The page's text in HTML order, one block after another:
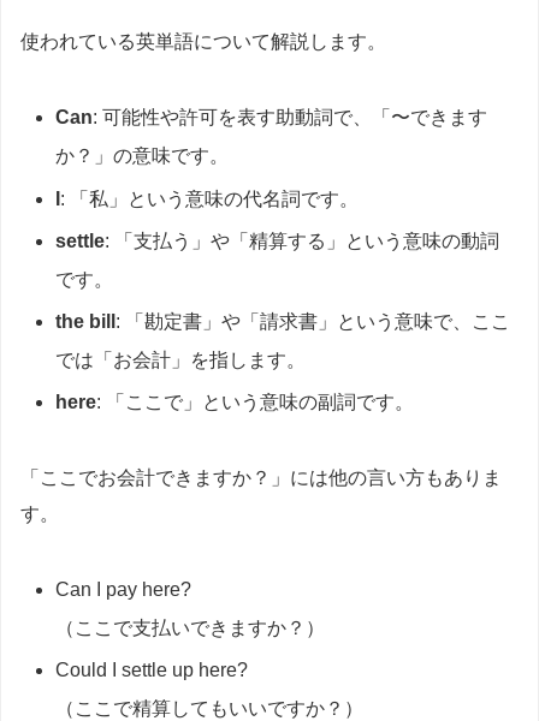
使われている英単語について解説します。
Can: 可能性や許可を表す助動詞で、「〜できます
か？」の意味です。
: 「私」という意味の代名詞です。
settle: 「支払う」や「精算する」という意味の動詞
です。
the bill : 「勘定書」や「請求書」という意味で、ここ
では「お会計」を指します。
here: 「ここで」という意味の副詞です。
「ここでお会計できますか？」には他の言い方もありま
す。
Can I pay here?
（ここで支払いできますか？）
Could I settle up here?
（ここで精算してもいいですか？）